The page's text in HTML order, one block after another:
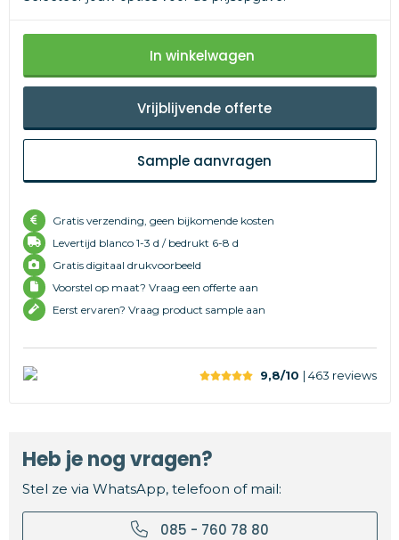
In winkelwagen
Vrijblijvende offerte
Sample aanvragen
Gratis verzending, geen bijkomende kosten
Levertijd blanco 1-3 d / bedrukt 6-8 d
Gratis digitaal drukvoorbeeld
Voorstel op maat? Vraag een offerte aan
Eerst ervaren? Vraag product sample aan
9,8/10 | 463 reviews
Heb je nog vragen?
Stel ze via WhatsApp, telefoon of mail:
085 - 760 78 80